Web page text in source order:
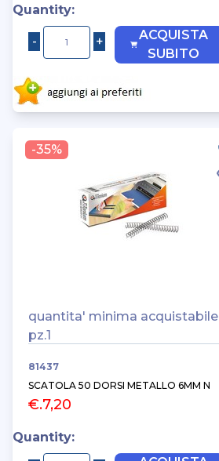
Quantity:
ACQUISTA
SUBITO
quantita' minima acquistabile
pz.1
81437
SCATOLA 50 DORSI METALLO 6MM N
€.7,20
Quantity:
-35%